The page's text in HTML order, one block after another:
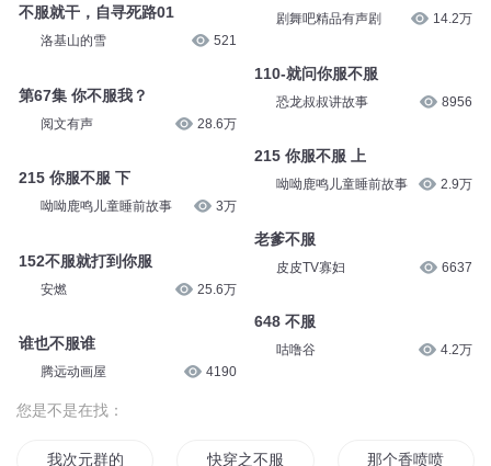
不服就干，自寻死路01
洛基山的雪 521
第67集 你不服我？
阅文有声 28.6万
215 你服不服 下
呦呦鹿鸣儿童睡前故事 3万
152不服就打到你服
安燃 25.6万
谁也不服谁
腾远动画屋 4190
剧舞吧精品有声剧 14.2万
110-就问你服不服
恐龙叔叔讲故事 8956
215 你服不服 上
呦呦鹿鸣儿童睡前故事 2.9万
老爹不服
皮皮TV寡妇 6637
648 不服
咕噜谷 4.2万
您是不是在找：
我次元群的最强喷子 快穿之不服来战呀 那个香喷喷的男人